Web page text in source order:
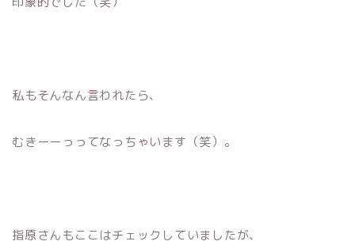
私もそんなん言われたら、
むきーーっってなっちゃいます（笑）。
指原さんもここはチェックしていましたが、